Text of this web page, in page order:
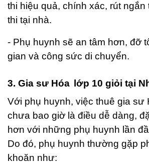
thi hiệu quả, chính xác, rút ngắn
thi tại nhà.
- Phụ huynh sẽ an tâm hơn, đỡ
gian và công sức di chuyển.
3. Gia sư Hóa
lớp 10 giỏi tại
Với phụ huynh, việc thuê gia sư
chưa bao giờ là điều dễ dàng,
hơn với những phụ huynh lần
Do đó, phụ huynh thường gặp
khoăn như: